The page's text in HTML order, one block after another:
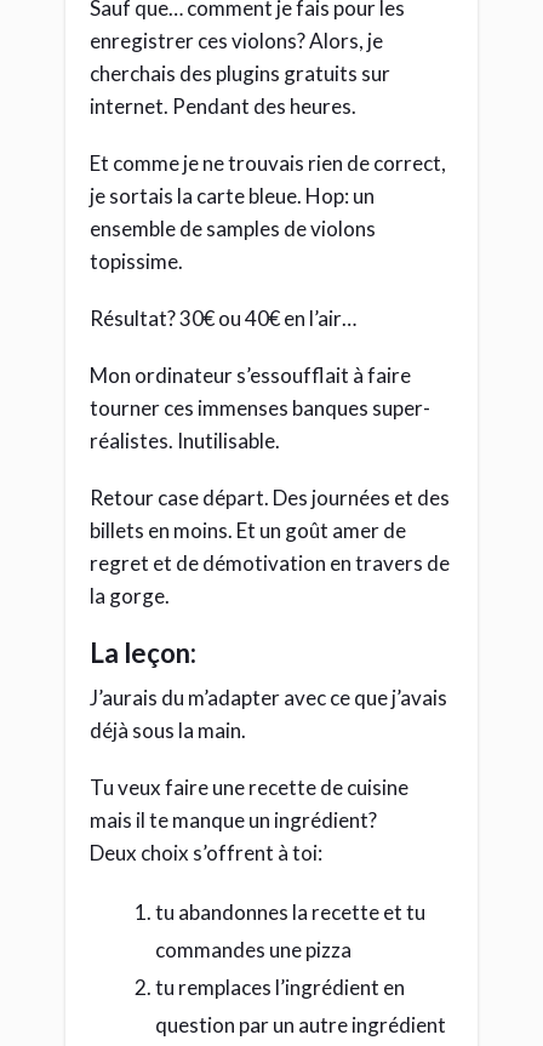
Sauf que… comment je fais pour les
enregistrer ces violons? Alors, je
cherchais des plugins gratuits sur
internet. Pendant des heures.
Et comme je ne trouvais rien de correct,
je sortais la carte bleue. Hop: un
ensemble de samples de violons
topissime.
Résultat? 30€ ou 40€ en l’air…
Mon ordinateur s’essoufflait à faire
tourner ces immenses banques super-
réalistes. Inutilisable.
Retour case départ. Des journées et des
billets en moins. Et un goût amer de
regret et de démotivation en travers de
la gorge.
La leçon:
J’aurais du m’adapter avec ce que j’avais
déjà sous la main.
Tu veux faire une recette de cuisine
mais il te manque un ingrédient?
Deux choix s’offrent à toi:
tu abandonnes la recette et tu
commandes une pizza
tu remplaces l’ingrédient en
question par un autre ingrédient